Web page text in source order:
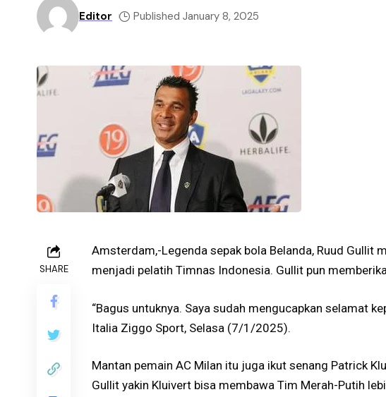
Editor Published January 8, 2025
SHARE
Amsterdam,-Legenda sepak bola Belanda, Ruud Gullit
menjadi pelatih Timnas Indonesia. Gullit pun
“Bagus untuknya. Saya sudah mengucapkan selamat
Italia Ziggo Sport, Selasa (7/1/2025).
Mantan pemain AC Milan itu juga ikut senang Patrick
Gullit yakin Kluivert bisa membawa Tim Merah-Putih